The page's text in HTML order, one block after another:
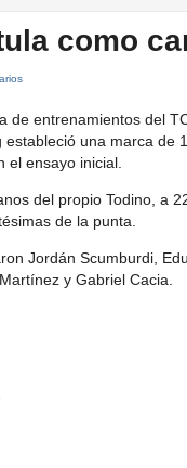
como
de entrenamientos del
una marca de
el ensayo inicial.
del propio Todino, a
de la punta.
Jordán Scumburdi,
y Gabriel Cacia.